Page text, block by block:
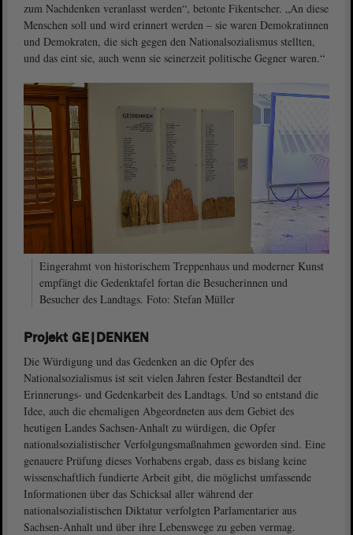
zum Nachdenken veranlasst werden“, betonte Fikentscher. „An diese
Menschen soll und wird erinnert werden – sie waren Demokratinnen
und Demokraten, die sich gegen den Nationalsozialismus stellten,
und das eint sie, auch wenn sie seinerzeit politische Gegner waren.“
Eingerahmt von historischem Treppenhaus und moderner Kunst
empfängt die Gedenktafel fortan die Besucherinnen und
Besucher des Landtags. Foto: Stefan Müller
Projekt GE|DENKEN
Die Würdigung und das Gedenken an die Opfer des
Nationalsozialismus ist seit vielen Jahren fester Bestandteil der
Erinnerungs- und Gedenkarbeit des Landtags. Und so entstand die
Idee, auch die ehemaligen Abgeordneten aus dem Gebiet des
heutigen Landes Sachsen-Anhalt zu würdigen, die Opfer
nationalsozialistischer Verfolgungsmaßnah­men geworden sind. Eine
genauere Prüfung dieses Vorhabens ergab, dass es bislang keine
wissenschaftlich fundierte Arbeit gibt, die möglichst umfassende
Informationen über das Schicksal aller während der
nationalsozialistischen Diktatur verfolgten Parlamentarier aus
Sachsen-Anhalt und über ihre Lebenswege zu geben vermag.